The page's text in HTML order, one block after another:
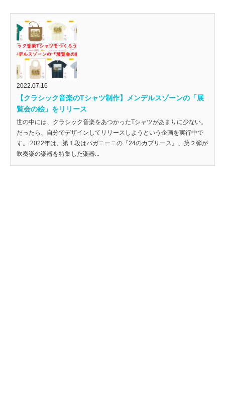
2022.07.16
【クラシック音楽のTシャツ制作】メンデルスゾーンの「展
覧会の絵」をリリース
世の中には、クラシック音楽をあつかったTシャツがあまりに少ない。
だったら、自分でデザインしてリリースしようという企画を実行中で
す。 2022年は、第１段はパガニーニの『24のカプリース』、第２弾が
吹奏楽の楽器を特集した楽器...